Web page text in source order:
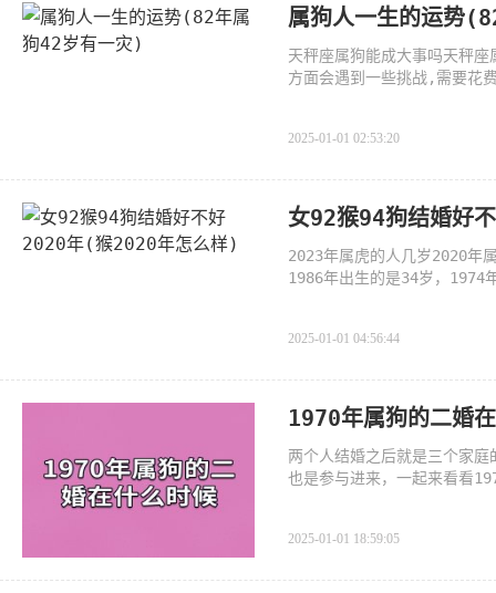
属狗人一生的运势
天秤座属狗能成大事吗天秤
方面会遇到一些挑战,需要花
2025-01-01 02:53:20
女92猴94狗结婚好
2023年属虎的人几岁2020年
1986年出生的是34岁，1974
2025-01-01 04:56:44
1970年属狗的二婚
两个人结婚之后就是三个家
也是参与进来，一起来看看
2025-01-01 18:59:05